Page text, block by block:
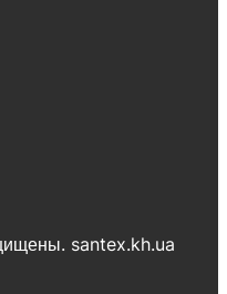
santex.kh.ua